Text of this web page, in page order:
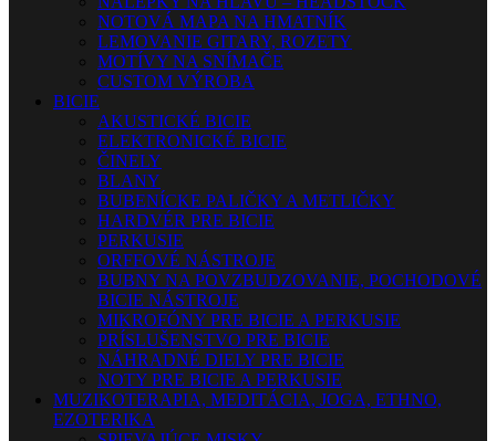
NOTOVÁ MAPA NA HMATNÍK
LEMOVANIE GITARY, ROZETY
MOTÍVY NA SNÍMAČE
CUSTOM VÝROBA
BICIE
AKUSTICKÉ BICIE
ELEKTRONICKÉ BICIE
ČINELY
BLANY
BUBENÍCKE PALIČKY A METLIČKY
HARDVÉR PRE BICIE
PERKUSIE
ORFFOVÉ NÁSTROJE
BUBNY NA POVZBUDZOVANIE, POCHODOVÉ
BICIE NÁSTROJE
MIKROFÓNY PRE BICIE A PERKUSIE
PRÍSLUŠENSTVO PRE BICIE
NÁHRADNÉ DIELY PRE BICIE
NOTY PRE BICIE A PERKUSIE
MUZIKOTERAPIA, MEDITÁCIA, JOGA, ETHNO,
EZOTERIKA